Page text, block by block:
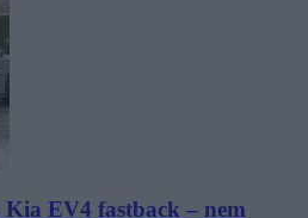
EV4 fastback – nem